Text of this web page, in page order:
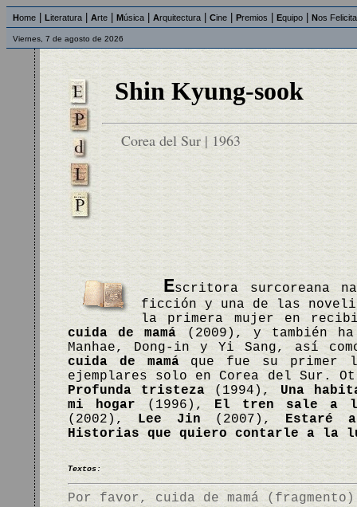
Home Literatura Arte Música Arquitectura Cine Premios Equipo Nos
Viernes, 7 de agosto de 2026
Shin Kyung-sook
Corea del Sur | 1963
Escritora surcoreana
ficción y una de las
la primera mujer en
cuida de mamá (2009), y también
Manhae, Dong-in y Yi Sang, así
cuida de mamáque fue su primer
ejemplares solo en Corea del Sur.
Profunda tristeza(1994), Una
mi hogar (1996), El tren sale a
(2002), Lee Jin (2007), Estaré
Historias que quiero contarle a la
Textos:
Por favor, cuida de mamá (fragmento)